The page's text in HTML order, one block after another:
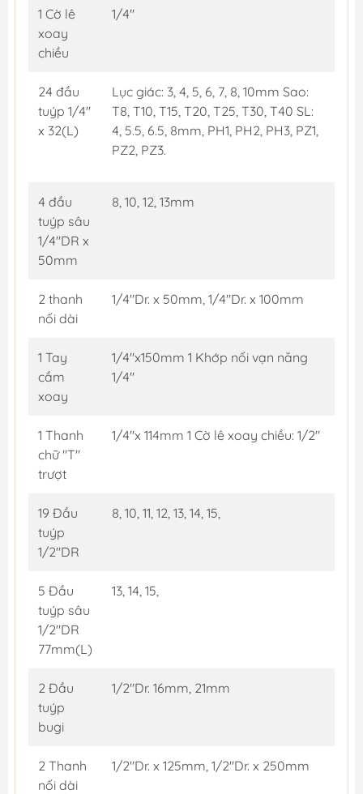
1 Cờ lê
xoay
chiều
1/4"
24 đầu
tuýp 1/4"
x 32(L)
Lục giác: 3, 4, 5, 6, 7, 8, 10mm Sao:
T8, T10, T15, T20, T25, T30, T40 SL:
4, 5.5, 6.5, 8mm, PH1, PH2, PH3, PZ1,
PZ2, PZ3.
4 đầu
tuýp sâu
1/4"DR x
50mm
8, 10, 12, 13mm
2 thanh
nối dài
1/4"Dr. x 50mm, 1/4"Dr. x 100mm
1 Tay
cầm
xoay
1/4"x150mm 1 Khớp nối vạn năng
1/4"
1 Thanh
chữ "T"
trượt
1/4"x 114mm 1 Cờ lê xoay chiều: 1/2"
19 Đầu
tuýp
1/2"DR
8, 10, 11, 12, 13, 14, 15,
5 Đầu
tuýp sâu
1/2"DR
77mm(L)
13, 14, 15,
2 Đầu
tuýp
bugi
1/2"Dr. 16mm, 21mm
2 Thanh
nối dài
1/2"Dr. x 125mm, 1/2"Dr. x 250mm